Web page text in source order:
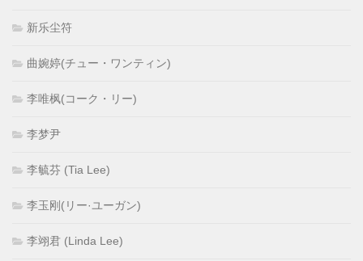
新乐尘符
曲婉婷(チュー・ワンティン)
李唯枫(コーク・リー)
李梦尹
李毓芬 (Tia Lee)
李玉刚(リー·ユーガン)
李翊君 (Linda Lee)